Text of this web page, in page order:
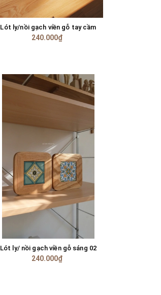
TÙY CHỌN
Lót ly/nồi gạch viền gỗ tay cầm
240.000₫
TÙY CHỌN
Lót ly/ nồi gạch viền gỗ sáng 02
240.000₫